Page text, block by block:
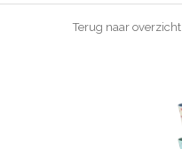
Terug naar overzicht